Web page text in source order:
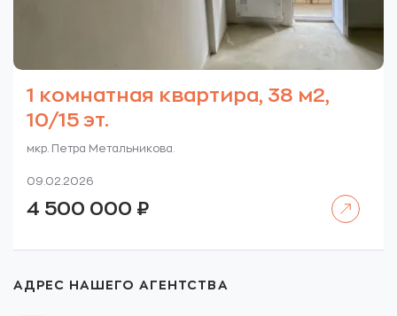
1 комнатная квартира, 38 м2,
10/15 эт.
мкр. Петра Метальникова.
09.02.2026
4 500 000 ₽
АДРЕС НАШЕГО АГЕНТСТВА